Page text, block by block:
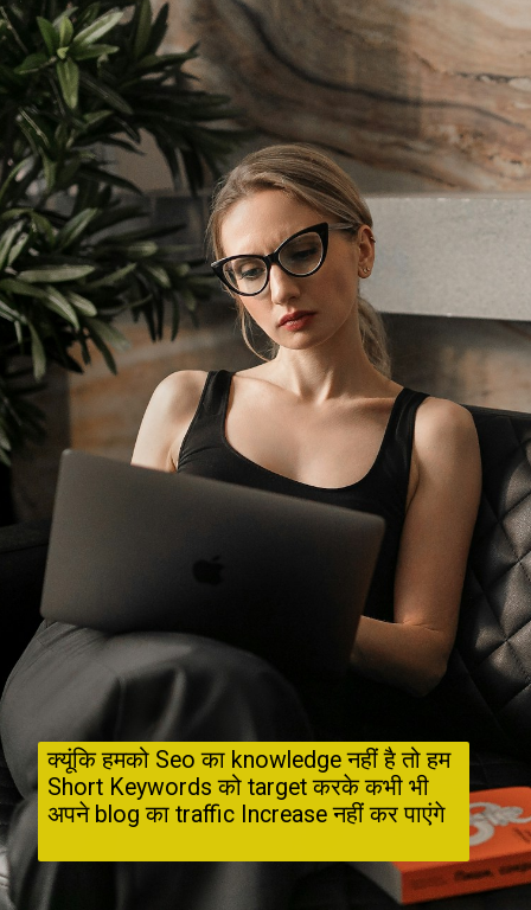
क्यूंकि हमको Seo का knowledge नहीं है तो हम
Short Keywords को target करके कभी भी
अपने blog का traffic Increase नहीं कर पाएंगे